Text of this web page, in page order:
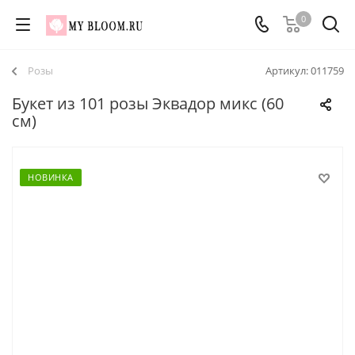
0
Артикул:011759
Розы
Букет из 101 розы Эквадор микс (60
см)
НОВИНКА